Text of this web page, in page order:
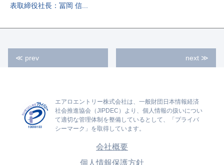
表取締役社長：冨岡 信...
≪ prev next ≫
エアロエントリー株式会社は、一般財団日本情報経済
社会推進協会（JIPDEC）より、個人情報の扱いについ
て適切な管理体制を整備しているとして、「プライバ
シーマーク」を取得しています。
会社概要
個人情報保護方針